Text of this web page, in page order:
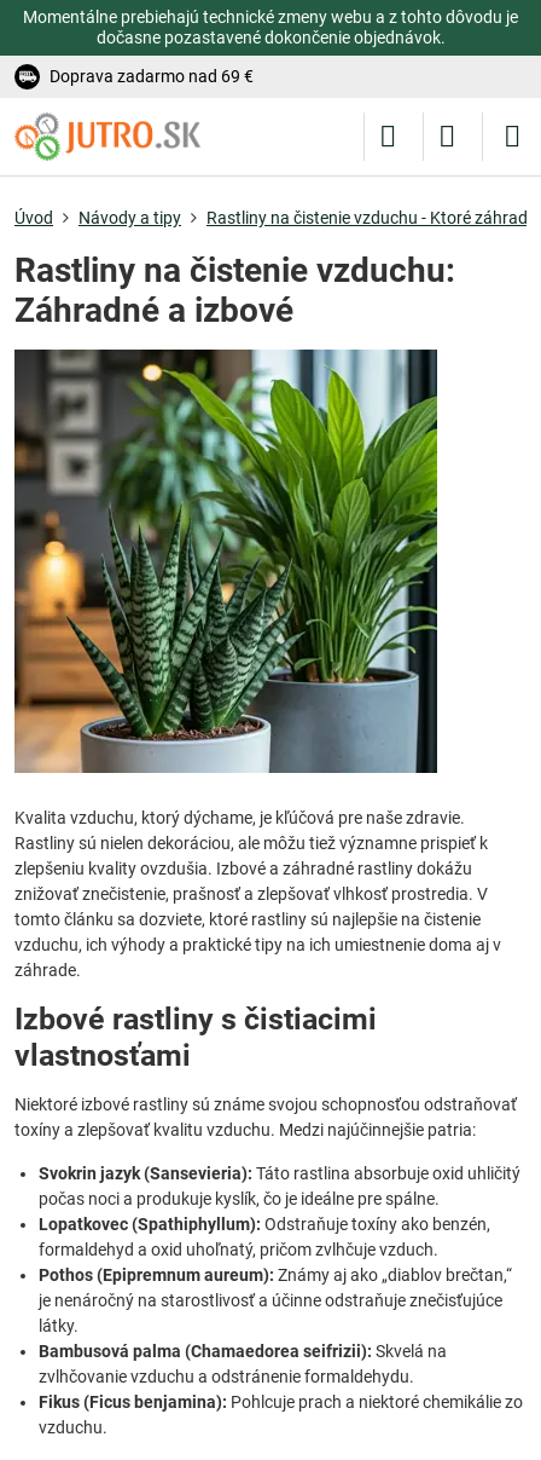
Momentálne prebiehajú technické zmeny webu a z tohto dôvodu je
dočasne pozastavené dokončenie objednávok.
Doprava zadarmo nad 69 €
Úvod Návody a tipy Rastliny na čistenie vzduchu - Ktoré
Rastliny na čistenie vzduchu:
Záhradné a izbové
Kvalita vzduchu, ktorý dýchame, je kľúčová pre naše zdravie.
Rastliny sú nielen dekoráciou, ale môžu tiež významne prispieť k
zlepšeniu kvality ovzdušia. Izbové a záhradné rastliny dokážu
znižovať znečistenie, prašnosť a zlepšovať vlhkosť prostredia. V
tomto článku sa dozviete, ktoré rastliny sú najlepšie na čistenie
vzduchu, ich výhody a praktické tipy na ich umiestnenie doma aj v
záhrade.
Izbové rastliny s čistiacimi
vlastnosťami
Niektoré izbové rastliny sú známe svojou schopnosťou odstraňovať
toxíny a zlepšovať kvalitu vzduchu. Medzi najúčinnejšie patria:
Svokrin jazyk (Sansevieria): Táto rastlina absorbuje oxid uhličitý
počas noci a produkuje kyslík, čo je ideálne pre spálne.
Lopatkovec (Spathiphyllum): Odstraňuje toxíny ako benzén,
formaldehyd a oxid uhoľnatý, pričom zvlhčuje vzduch.
Pothos (Epipremnum aureum): Známy aj ako „diablov brečtan,“
je nenáročný na starostlivosť a účinne odstraňuje znečisťujúce
látky.
Bambusová palma (Chamaedorea seifrizii): Skvelá na
zvlhčovanie vzduchu a odstránenie formaldehydu.
Fikus (Ficus benjamina): Pohlcuje prach a niektoré chemikálie zo
vzduchu.